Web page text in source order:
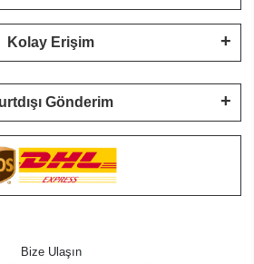
Kolay Erişim
Gönderim
Bize Ulaşın